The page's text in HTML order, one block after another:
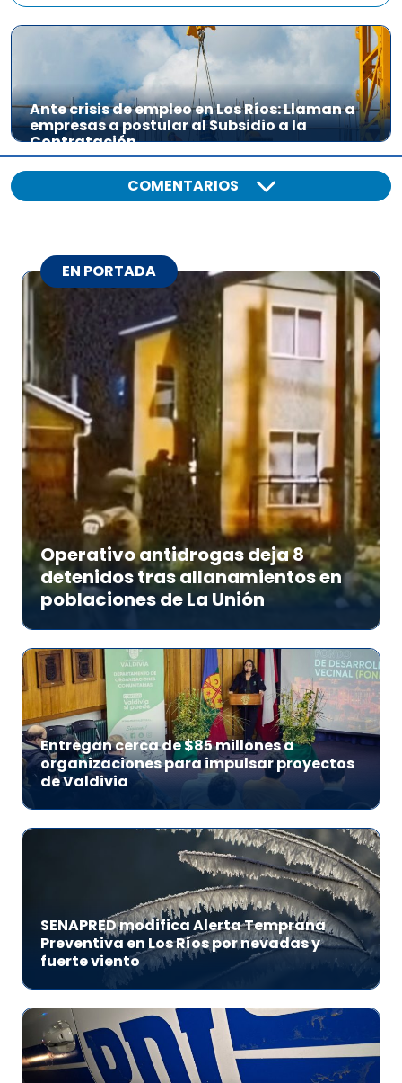
Ante crisis de empleo en Los Ríos: Llaman a
empresas a postular al Subsidio a la
Contratación
COMENTARIOS
EN PORTADA
Operativo antidrogas deja 8
detenidos tras allanamientos en
poblaciones de La Unión
Entregan cerca de $85 millones a
organizaciones para impulsar proyectos
de Valdivia
SENAPRED modifica Alerta Temprana
Preventiva en Los Ríos por nevadas y
fuerte viento